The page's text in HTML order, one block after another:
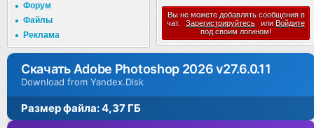
Форум
Файлы
Реклама
Вы не можете добавлять сообщения в
чат.
Зарегистрируйтесь или Войдите
под своим логином!
Скачать Adobe Photoshop 2026 v27.6.0.11
Download from Yandex.Disk
Размер файла: 4,37 ГБ